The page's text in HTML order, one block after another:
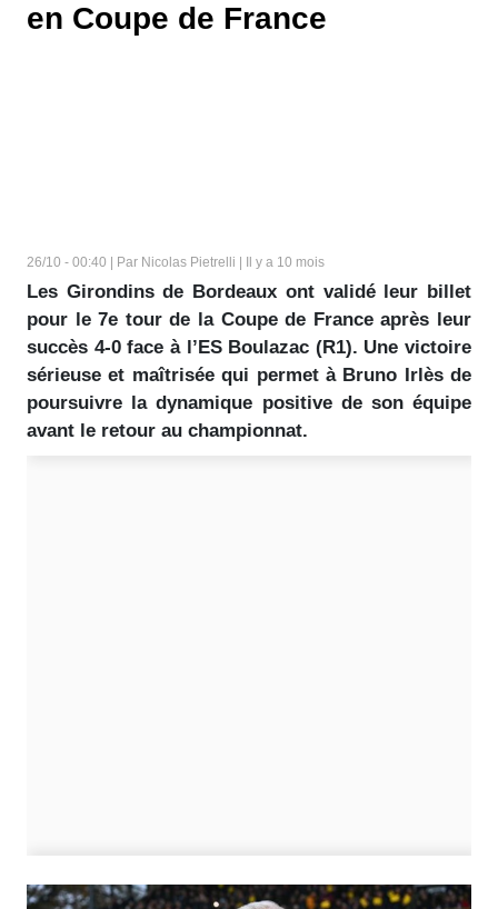
en Coupe de France
26/10 - 00:40 | Par Nicolas Pietrelli | Il y a 10 mois
Les Girondins de Bordeaux ont validé leur billet
pour le 7e tour de la Coupe de France après leur
succès 4-0 face à l’ES Boulazac (R1). Une victoire
sérieuse et maîtrisée qui permet à Bruno Irlès de
poursuivre la dynamique positive de son équipe
avant le retour au championnat.